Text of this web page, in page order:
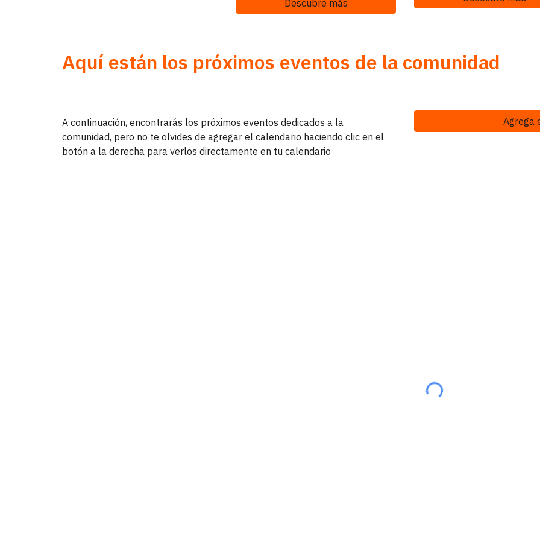
Descubre más
Aquí están los próximos eventos de la comunidad
A continuación, encontrarás los próximos eventos dedicados a la
comunidad, pero no te olvides de agregar el calendario haciendo clic en el
botón a la derecha para verlos directamente en tu calendario
Agrega